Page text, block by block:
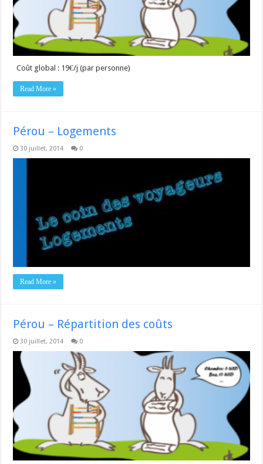
Coût global : 19€/j (par personne)
Read More »
Pérou – Logements
30 juillet, 2014 0
Read More »
Pérou – Répartition des coûts
30 juillet, 2014 0